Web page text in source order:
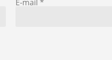
E-mail *